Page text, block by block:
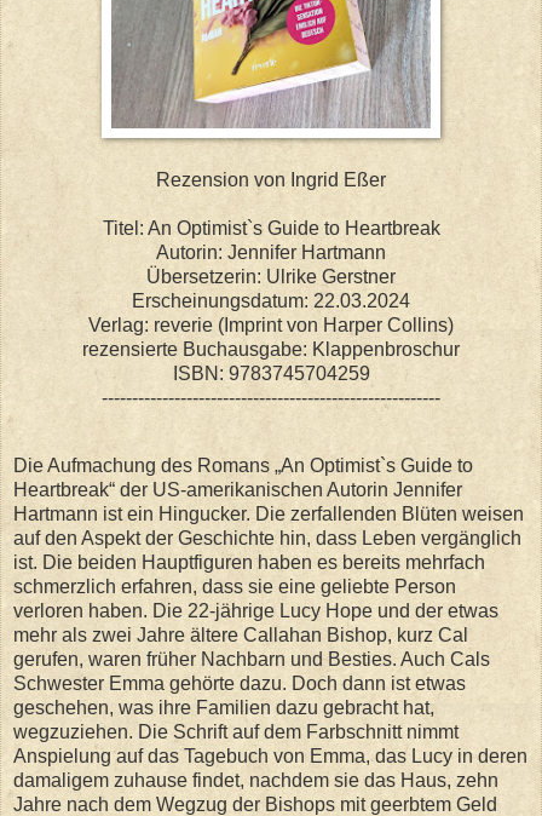
Rezension von Ingrid Eßer
Titel: An Optimist`s Guide to Heartbreak
Autorin: Jennifer Hartmann
Übersetzerin: Ulrike Gerstner
Erscheinungsdatum: 22.03.2024
Verlag: reverie (Imprint von Harper Collins)
rezensierte Buchausgabe: Klappenbroschur
ISBN: 9783745704259
--------------------------------------------------------
Die Aufmachung des Romans „An Optimist`s Guide to
Heartbreak“ der US-amerikanischen Autorin Jennifer
Hartmann ist ein Hingucker. Die zerfallenden Blüten weisen
auf den Aspekt der Geschichte hin, dass Leben vergänglich
ist. Die beiden Hauptfiguren haben es bereits mehrfach
schmerzlich erfahren, dass sie eine geliebte Person
verloren haben. Die 22-jährige Lucy Hope und der etwas
mehr als zwei Jahre ältere Callahan Bishop, kurz Cal
gerufen, waren früher Nachbarn und Besties. Auch Cals
Schwester Emma gehörte dazu. Doch dann ist etwas
geschehen, was ihre Familien dazu gebracht hat,
wegzuziehen. Die Schrift auf dem Farbschnitt nimmt
Anspielung auf das Tagebuch von Emma, das Lucy in deren
damaligem zuhause findet, nachdem sie das Haus, zehn
Jahre nach dem Wegzug der Bishops mit geerbtem Geld